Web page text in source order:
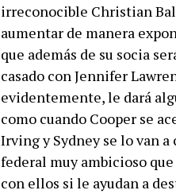
irreconocible Christian
aumentar de manera
que además de su socia
casado con Jennifer
evidentemente, le dará
como cuando Cooper se
Irving y Sydney se lo van
federal muy ambicioso
con ellos si le ayudan a